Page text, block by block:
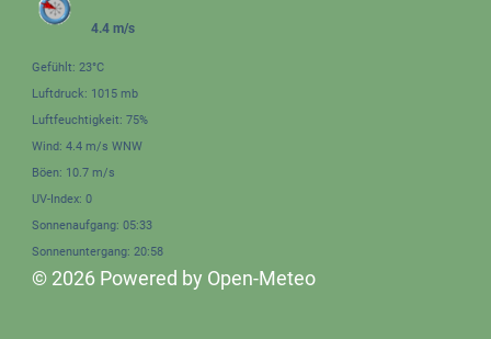
4.4 m/s
Gefühlt: 23°C
Luftdruck: 1015 mb
Luftfeuchtigkeit: 75%
Wind: 4.4 m/s WNW
Böen: 10.7 m/s
UV-Index: 0
Sonnenaufgang: 05:33
Sonnenuntergang: 20:58
© 2026 Powered by Open-Meteo